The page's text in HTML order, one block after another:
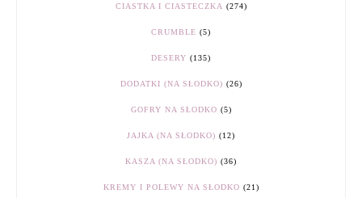
CIASTKA I CIASTECZKA (274)
CRUMBLE (5)
DESERY (135)
DODATKI (NA SŁODKO) (26)
GOFRY NA SŁODKO (5)
JAJKA (NA SŁODKO) (12)
KASZA (NA SŁODKO) (36)
KREMY I POLEWY NA SŁODKO (21)